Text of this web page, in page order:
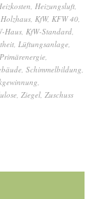
, Heizungsluft,
Holzhaus, KfW, KFW 40,
Haus, KfW-Standard,
, Lüftungsanlage,
Primärenergie,
, Schimmelbildung,
,
, Ziegel, Zuschuss